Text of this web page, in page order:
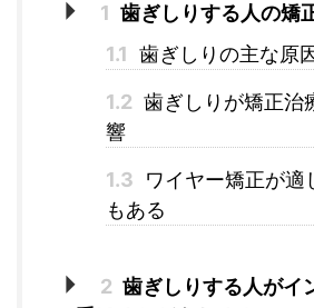
1 歯ぎしりする人の矯
1.1 歯ぎしりの主な原
1.2 歯ぎしりが矯正治
響
1.3
ワイヤー矯正が適
もある
2 歯ぎしりする人がイ